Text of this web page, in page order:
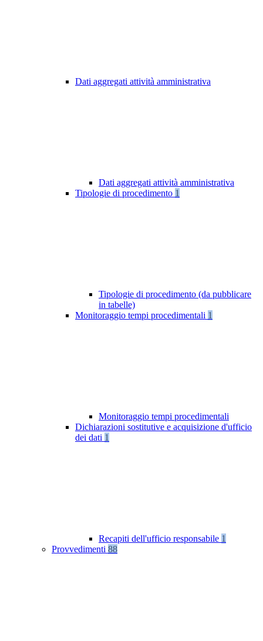
Dati aggregati attività amministrativa
Dati aggregati attività amministrativa
Tipologie di procedimento 1
Tipologie di procedimento (da pubblicare
in tabelle)
Monitoraggio tempi procedimentali 1
Monitoraggio tempi procedimentali
Dichiarazioni sostitutive e acquisizione d'ufficio
dei dati 1
Recapiti dell'ufficio responsabile 1
Provvedimenti 88